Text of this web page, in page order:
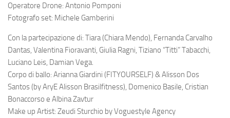
Operatore Drone: Antonio Pomponi
Fotografo set: Michele Gamberini
Con la partecipazione di: Tiara(Chiara Mendo), Fernanda Carvalho
Dantas, Valentina Fioravanti, Giulia Ragni, Tiziano “Titti” Tabacchi,
Luciano Leis, Damian Vega.
Corpo di ballo: Arianna Giardini (FITYOURSELF) &Alisson Dos
Santos(by AryE Alisson Brasilfitness), Domenico Basile, Cristian
Bonaccorso e Albina Zavtur
Make up Artist: Zeudi Sturchio by Voguestyle Agency